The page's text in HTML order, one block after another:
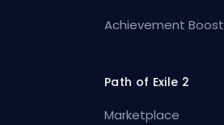
Achievement Boost
Path of Exile 2
Marketplace